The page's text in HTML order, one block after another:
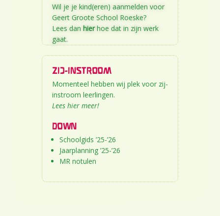
Wil je je kind(eren) aanmelden voor
Geert Groote School Roeske?
Lees dan hierhoe dat in zijn werk
gaat.
ZIJ-INSTROOM
Momenteel hebben wij plek voor zij-
instroom leerlingen.
Lees hier meer!
DOWN
Schoolgids ’25-’26
Jaarplanning ’25-’26
MR notulen